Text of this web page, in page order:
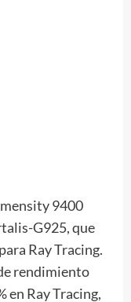
9400
G925, que
Ray Tracing.
rendimiento
en Ray Tracing,